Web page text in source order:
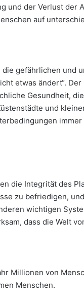
und der Verlust der
auf
gefährlichen und
etwas ändert“.
Gesundheit,
und
immer
die Integrität des
zu befriedigen,
wichtigen
dass die Welt
Millionen von
Menschen.